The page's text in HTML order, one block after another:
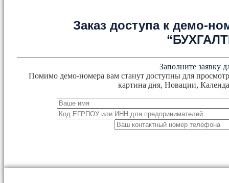
Заказ доступа к демо-
Заполните заявку
Помимо демо-номера вам станут доступны для
картина дня, Новации,